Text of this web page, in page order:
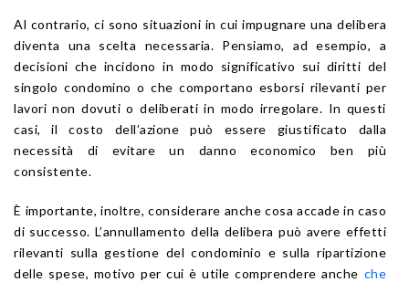
Al contrario, ci sono situazioni in cui impugnare una delibera
diventa una scelta necessaria. Pensiamo, ad esempio, a
decisioni che incidono in modo significativo sui diritti del
singolo condomino o che comportano esborsi rilevanti per
lavori non dovuti o deliberati in modo irregolare. In questi
casi, il costo dell’azione può essere giustificato dalla
necessità di evitare un danno economico ben più
consistente.
È importante, inoltre, considerare anche cosa accade in caso
di successo. L’annullamento della delibera può avere effetti
rilevanti sulla gestione del condominio e sulla ripartizione
delle spese, motivo per cui è utile comprendere anche che